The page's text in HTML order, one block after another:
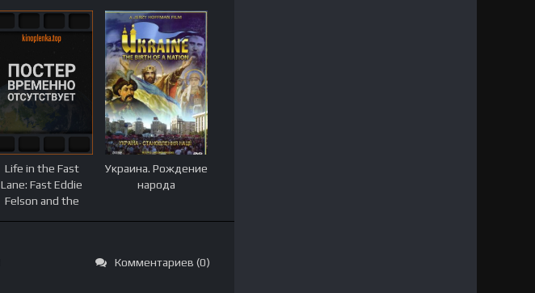
Life in the Fast
Lane: Fast Eddie
Felson and the
Украина. Рождение
народа
Комментариев (0)